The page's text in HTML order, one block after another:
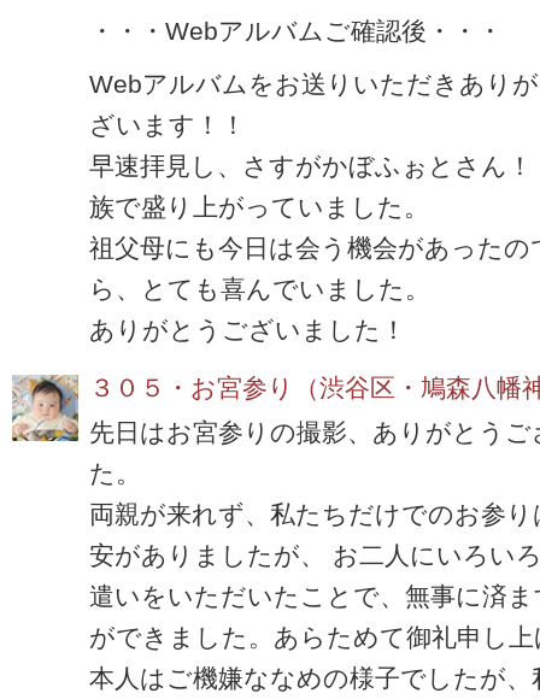
・・・Webアルバムご確認後・・・
Webアルバムをお送りいただきあり
ざいます！！
早速拝見し、さすがかぼふぉとさん！
族で盛り上がっていました。
祖父母にも今日は会う機会があったの
ら、とても喜んでいました。
ありがとうございました！
３０５・お宮参り（渋谷区・鳩森八幡
先日はお宮参りの撮影、ありがとう
た。
両親が来れず、私たちだけでのお参り
安がありましたが、 お二人にいろい
遣いをいただいたことで、無事に済
ができました。あらためて御礼申し
本人はご機嫌ななめの様子でしたが、